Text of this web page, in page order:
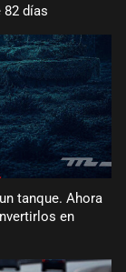
82 días
tanque. Ahora
en